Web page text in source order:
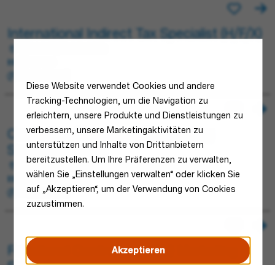
Diese Website verwendet Cookies und andere
Tracking-Technologien, um die Navigation zu
erleichtern, unsere Produkte und Dienstleistungen zu
verbessern, unsere Marketingaktivitäten zu
unterstützen und Inhalte von Drittanbietern
bereitzustellen. Um Ihre Präferenzen zu verwalten,
wählen Sie „Einstellungen verwalten“ oder klicken Sie
auf „Akzeptieren“, um der Verwendung von Cookies
zuzustimmen.
Akzeptieren
International Indirect Tax Specialist (H/F/X)
Controlling Planning & Forecasting
Specialist (m/f/d)
Obernai, Frankreich; Blieskastel, Deutschland
Finance
Permanent
Functional Controller (m/f/d) Marketing &